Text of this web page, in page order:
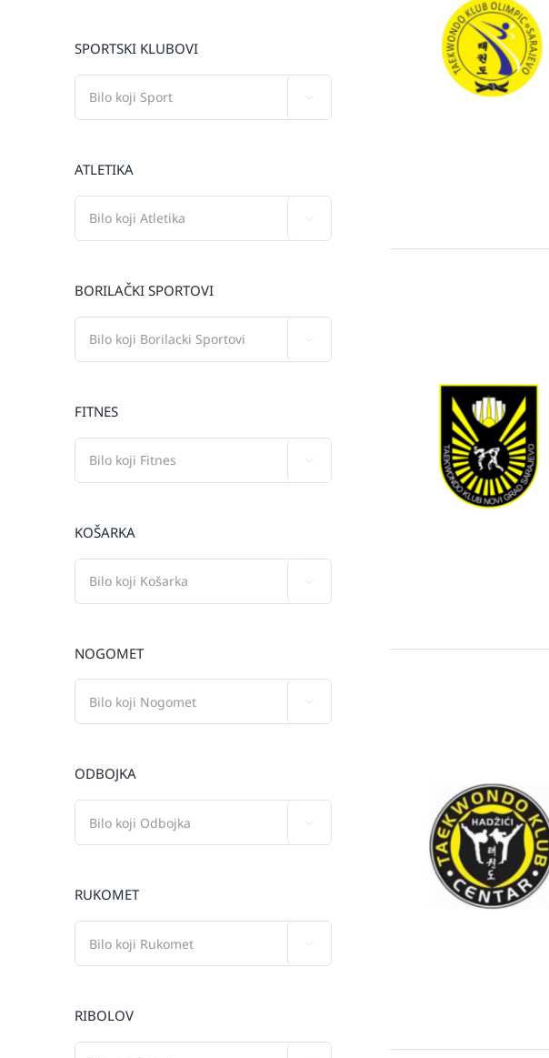
SPORTSKI KLUBOVI
ATLETIKA
BORILAČKI SPORTOVI
FITNES
KOŠARKA
NOGOMET
ODBOJKA
RUKOMET
RIBOLOV